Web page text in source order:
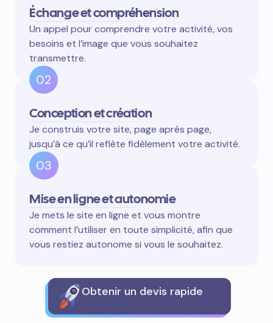
Échange et compréhension
Un appel pour comprendre votre activité, vos
besoins et l’image que vous souhaitez
transmettre.
02
Conception et création
Je construis votre site, page après page,
jusqu’à ce qu’il reflète fidèlement votre activité.
03
Mise en ligne et autonomie
Je mets le site en ligne et vous montre
comment l’utiliser en toute simplicité, afin que
vous restiez autonome si vous le souhaitez.
Obtenir un devis rapide